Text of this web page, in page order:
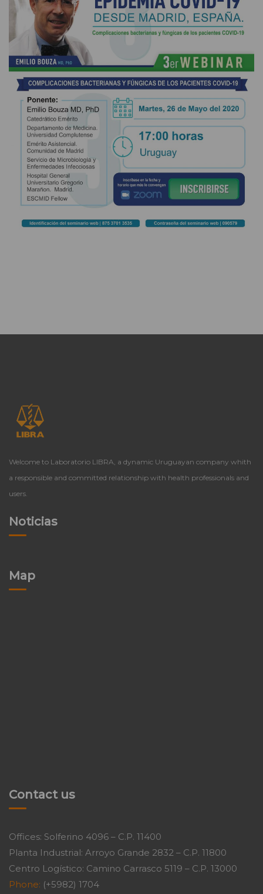
Welcome to Laboratorio LIBRA, a dynamic Uruguayan company whith
a responsible and committed relationship with health professionals and
users.
Noticias
Map
Contact us
Offices: Solferino 4096 – C.P. 11400
Planta Industrial: Arroyo Grande 2832 – C.P. 11800
Centro Logístico: Camino Carrasco 5119 – C.P. 13000
Phone: (+5982) 1704